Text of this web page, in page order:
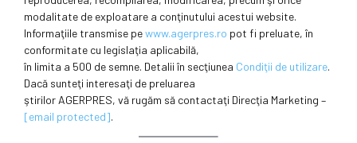
modalitate de exploatare a conţinutului acestui website.
Informaţiile transmise pewww.agerpres.ro pot fi preluate, în
conformitate cu legislaţia aplicabilă,
în limita a 500 de semne. Detalii în secţiunea Condiţii de utilizare.
Dacă sunteţi interesaţi de preluarea
ştirilor AGERPRES, vă rugăm să contactaţi Direcţia Marketing –
[email protected].